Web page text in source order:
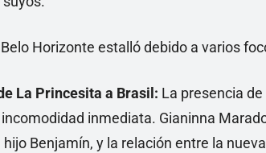
Horizonte estalló debido a varios
La Princesita a Brasil: La presencia
inmediata. Gianinna
hijo Benjamín, y la relación entre la